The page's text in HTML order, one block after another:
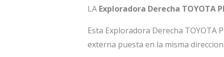
LAExploradora Derecha TOYOTA
Esta Exploradora Derecha TOYOTA
externa puesta en la misma direccion.